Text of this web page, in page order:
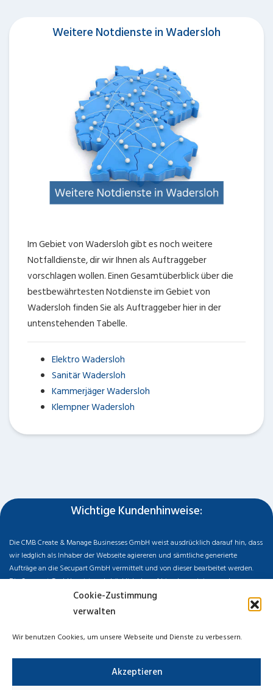
Cookie-Zustimmung
verwalten
Wir benutzen Cookies, um unsere Webseite und Dienste zu verbessern.
Akzeptieren
Weitere Notdienste in Wadersloh
Im Gebiet von Wadersloh gibt es noch weitere
Notfalldienste, dir wir Ihnen als Auftraggeber
vorschlagen wollen. Einen Gesamtüberblick über die
bestbewährtesten Notdienste im Gebiet von
Wadersloh finden Sie als Auftraggeber hier in der
untenstehenden Tabelle.
Elektro Wadersloh
Sanitär Wadersloh
Kammerjäger Wadersloh
Klempner Wadersloh
Wichtige Kundenhinweise:
Die CMB Create & Manage Businesses GmbH weist ausdrücklich darauf hin, dass
wir ledglich als Inhaber der Webseite agiereren und sämtliche generierte
Aufträge an die Secupart GmbH vermittelt und von dieser bearbeitet werden.
Die Secupart GmbH weist nachdrücklich darauf hin, dass wir in manchen
Ortschaften keine Zweigstelle haben, sondern die gewünschten Services als
mobiler Dienstleister zu unserem fairen Ortstarif bieten. Neben eigenen
zusammen, an die wir den Auftrag dann weiter vermitteln. Im Falle eines
der Fremdfirmen haften. Haftungsansprüche sind direkt gegenüber der
Kooperationsfirma vor Ort zu stellen und nicht an uns zu richten. Entnehmen Sie
die Daten und die Preise des Partners bitte dem Auftragsformular, welches Sie